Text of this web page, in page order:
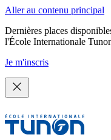
Aller au contenu principal
Dernières places
l'École Internationale
Je m'inscris